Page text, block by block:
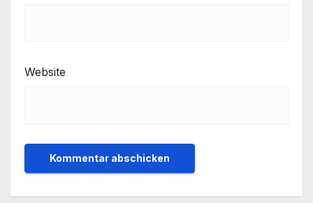
Website